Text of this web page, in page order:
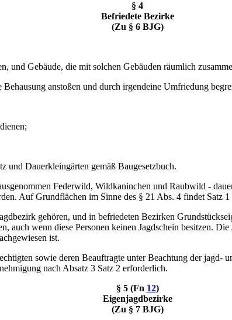
§ 4
Befriedete Bezirke
(Zu § 6 BJG)
und Gebäude, die mit solchen Gebäuden räumlich
anstoßen und durch irgendeine Umfriedung
und Dauerkleingärten gemäß Baugesetzbuch.
Federwild, Wildkaninchen und Raubwild -
Auf Grundflächen im Sinne des § 21 Abs. 4 findet Satz
gehören, und in befriedeten Bezirken
auch wenn diese Personen keinen Jagdschein besitzen.
ist.
sowie deren Beauftragte unter Beachtung der jagd-
nach Absatz 3 Satz 2 erforderlich.
§ 5 (Fn 12)
Eigenjagdbezirke
(Zu § 7 BJG)